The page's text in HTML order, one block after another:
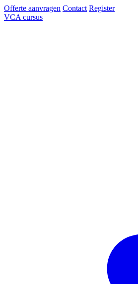
Offerte aanvragen Contact Register
VCA cursus